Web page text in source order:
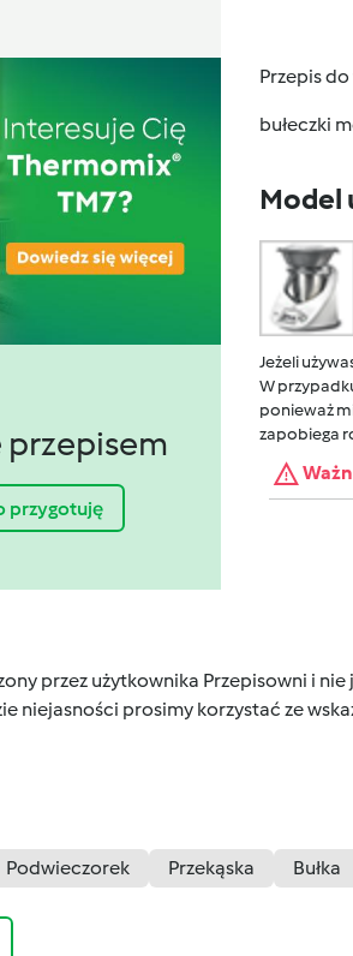
przepisem
przygotuję
Przepis
bułeczki
Model
Jeżeli
W
ponieważ
zapobiega
przez użytkownika Przepisowni i
niejasności prosimy korzystać ze
Podwieczorek Przekąska Bułka